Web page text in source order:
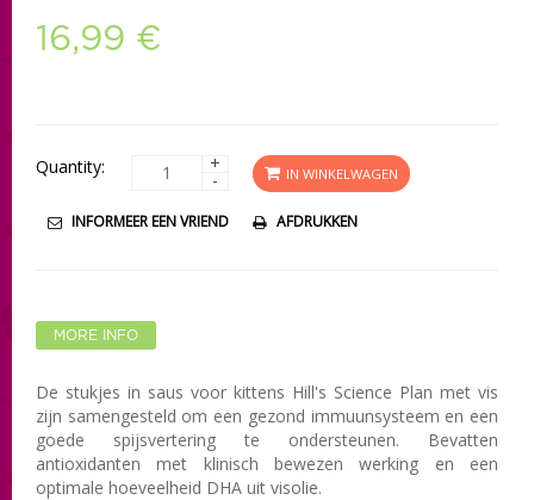
16,99 €
Quantity: +
- IN WINKELWAGEN
INFORMEER EEN VRIEND AFDRUKKEN
MORE INFO
De stukjes in saus voor kittens Hill's Science Plan met vis
zijn samengesteld om een gezond immuunsysteem en een
goede spijsvertering te ondersteunen. Bevatten
antioxidanten met klinisch bewezen werking en een
optimale hoeveelheid DHA uit visolie.